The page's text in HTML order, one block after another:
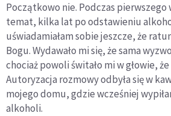
Początkowo nie. Podczas pierwszego
temat, kilka lat po odstawieniu
uświadamiałam sobie jeszcze, że
Bogu. Wydawało mi się, że sama
chociaż powoli świtało mi w głowie,
Autoryzacja rozmowy odbyła się w
mojego domu, gdzie wcześniej
alkoholi.